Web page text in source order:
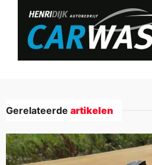
Gerelateerde artikelen